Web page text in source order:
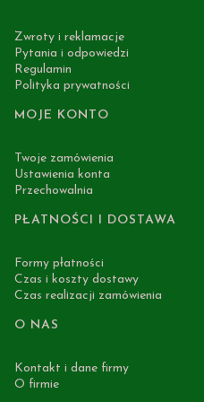
Zwroty i reklamacje
Pytania i odpowiedzi
Regulamin
Polityka prywatności
MOJE KONTO
Twoje zamówienia
Ustawienia konta
Przechowalnia
PŁATNOŚCI I DOSTAWA
Formy płatności
Czas i koszty dostawy
Czas realizacji zamówienia
O NAS
Kontakt i dane firmy
O firmie